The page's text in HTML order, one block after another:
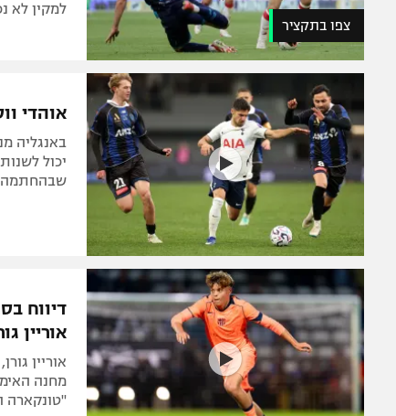
צפו בתקציר
למקין לא
אוהדי
באנגליה
יכול
שבהחתמה
דיווח
אוריין
אוריין
מחנה
"טונקארה